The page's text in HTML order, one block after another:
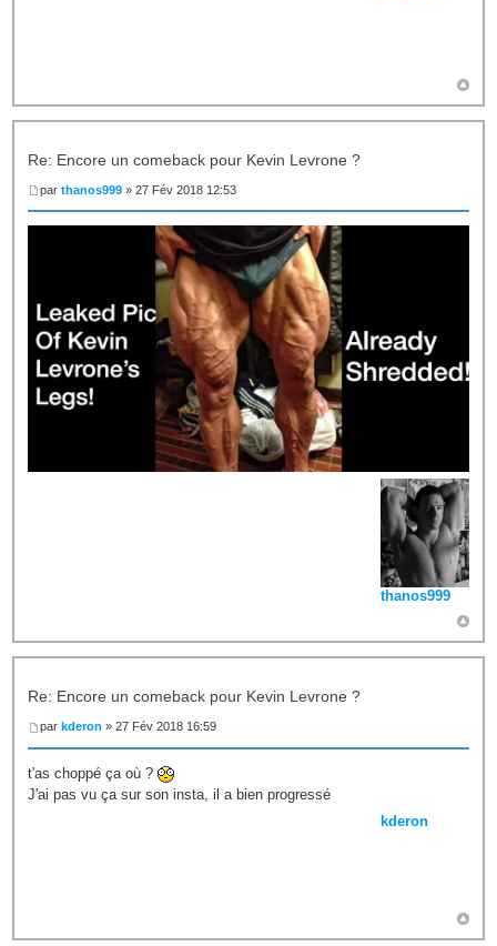
Re: Encore un comeback pour Kevin Levrone ?
parthanos999 » 27 Fév 2018 12:53
thanos999
Re: Encore un comeback pour Kevin Levrone ?
par kderon » 27 Fév 2018 16:59
t'as choppé ça où ?
J'ai pas vu ça sur son insta, il a bien progressé
kderon